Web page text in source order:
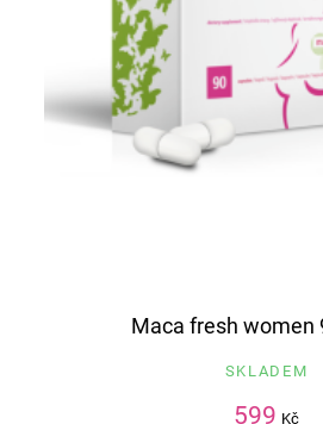
Maca fresh women
SKLADEM
599 Kč